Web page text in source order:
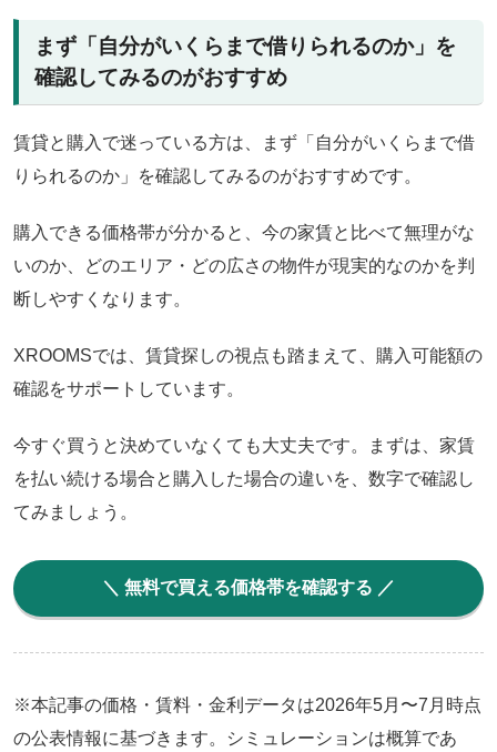
まず「自分がいくらまで借りられるのか」を
確認してみるのがおすすめ
賃貸と購入で迷っている方は、まず「自分がいくらまで借
りられるのか」を確認してみるのがおすすめです。
購入できる価格帯が分かると、今の家賃と比べて無理がな
いのか、どのエリア・どの広さの物件が現実的なのかを判
断しやすくなります。
XROOMSでは、賃貸探しの視点も踏まえて、購入可能額の
確認をサポートしています。
今すぐ買うと決めていなくても大丈夫です。まずは、家賃
を払い続ける場合と購入した場合の違いを、数字で確認し
てみましょう。
＼ 無料で買える価格帯を確認する ／
※本記事の価格・賃料・金利データは2026年5月〜7月時点
の公表情報に基づきます。シミュレーションは概算であ